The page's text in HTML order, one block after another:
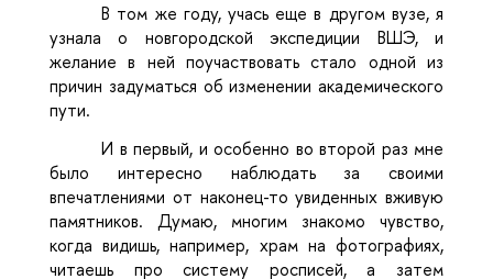
В том же году, учась еще в другом вузе, я
узнала о новгородской экспедиции ВШЭ, и
желание в ней поучаствовать стало одной из
причин задуматься об изменении академического
пути.
И в первый, и особенно во второй раз мне
было интересно наблюдать за своими
впечатлениями от наконец-то увиденных вживую
памятников. Думаю, многим знакомо чувство,
когда видишь, например, храм на фотографиях,
читаешь про систему росписей, а затем